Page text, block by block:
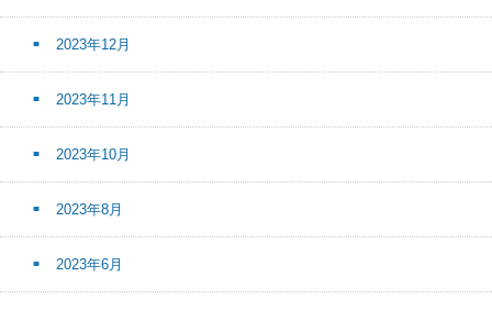
2023年12月
2023年11月
2023年10月
2023年8月
2023年6月